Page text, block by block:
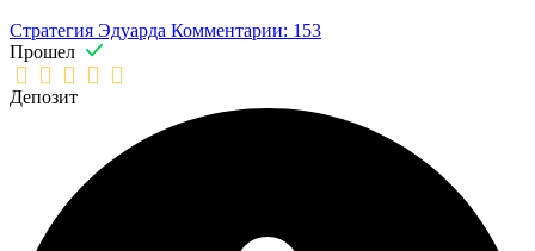
Стратегия Эдуарда Комментарии: 153
Прошел
Депозит